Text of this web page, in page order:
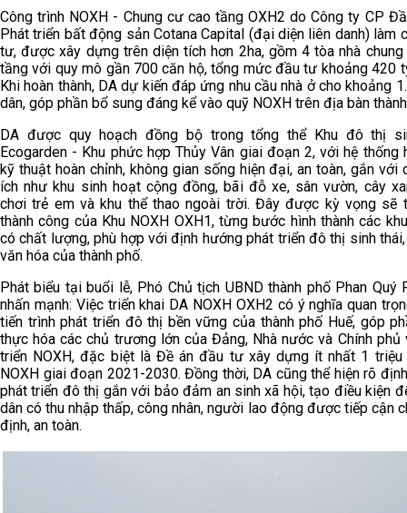
Công trình NOXH - Chung cư cao tầng OXH2 do Công ty CP
Phát triển bất động sản Cotana Capital (đại diện liên danh) làm
tư, được xây dựng trên diện tích hơn 2ha, gồm 4 tòa nhà
tầng với quy mô gần 700 căn hộ, tổng mức đầu tư khoảng 420
Khi hoàn thành, DA dự kiến đáp ứng nhu cầu nhà ở cho khoảng
dân, góp phần bổ sung đáng kể vào quỹ NOXH trên địa bàn
DA được quy hoạch đồng bộ trong tổng thể Khu đô thị
Ecogarden - Khu phức hợp Thủy Vân giai đoạn 2, với hệ thống
kỹ thuật hoàn chỉnh, không gian sống hiện đại, an toàn, gắn với
ích như khu sinh hoạt cộng đồng, bãi đỗ xe, sân vườn, cây
chơi trẻ em và khu thể thao ngoài trời. Đây được kỳ vọng sẽ
thành công của Khu NOXH OXH1, từng bước hình thành các
có chất lượng, phù hợp với định hướng phát triển đô thị sinh
văn hóa của thành phố.
Phát biểu tại buổi lễ, Phó Chủ tịch UBND thành phố Phan Quý
nhấn mạnh: Việc triển khai DA NOXH OXH2 có ý nghĩa quan
tiến trình phát triển đô thị bền vững của thành phố Huế, góp
thực hóa các chủ trương lớn của Đảng, Nhà nước và Chính phủ
triển NOXH, đặc biệt là Đề án đầu tư xây dựng ít nhất 1 triệu
NOXH giai đoạn 2021-2030. Đồng thời, DA cũng thể hiện rõ
phát triển đô thị gắn với bảo đảm an sinh xã hội, tạo điều kiện
dân có thu nhập thấp, công nhân, người lao động được tiếp cận
định, an toàn.